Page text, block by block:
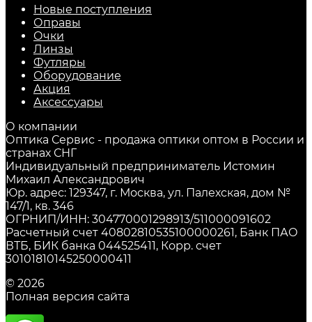
Новые поступления
Оправы
Очки
Линзы
Футляры
Оборудование
Акция
Аксессуары
О компании
Оптика Сервис - продажа оптики оптом в России и
странах СНГ
Индивидуальный предприниматель Истомин
Михаил Александрович
Юр. адрес: 129347, г. Москва, ул. Палехская, дом №
147/1, кв. 346
ОГРНИП/ИНН: 304770001298913/511000091602
Расчетный счет 40802810535100000261, Банк ПАО
ВТБ, БИК банка 044525411, Корр. счет
30101810145250000411
© 2026
Полная версия сайта